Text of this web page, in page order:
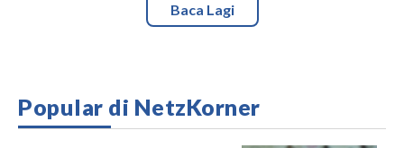
Baca Lagi
Popular di NetzKorner